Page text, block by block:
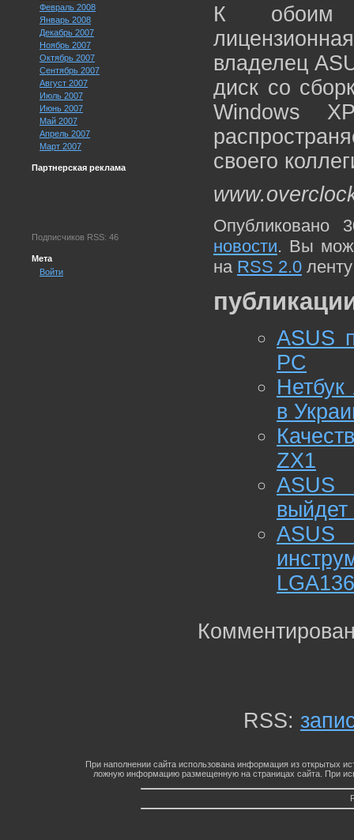
Февраль 2008
Январь 2008
Декабрь 2007
Ноябрь 2007
Октябрь 2007
Сентябрь 2007
Август 2007
Июль 2007
Июнь 2007
Май 2007
Апрель 2007
Март 2007
Партнерская реклама
Подписчиков RSS: 46
Мета
Войти
К обоим
владелец
диск со
Windows
своего
Опубликовано
новости. Вы
на RSS 2.0
ASUS
PC
в
ZX1
ASUS
RSS:
При наполнении сайта использована информация из открытых
ложную информацию размещенную на страницах сайта. При